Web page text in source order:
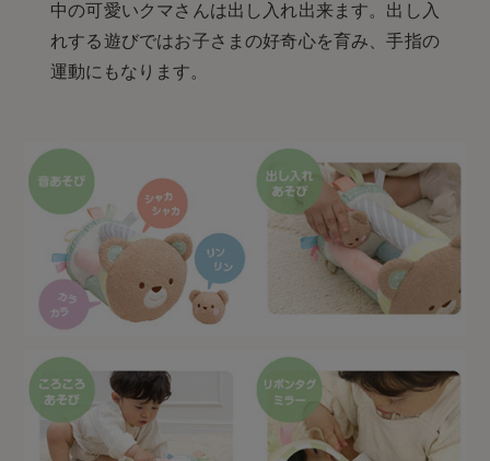
中の可愛いクマさんは出し入れ出来ます。出し入
れする遊びではお子さまの好奇心を育み、手指の
運動にもなります。